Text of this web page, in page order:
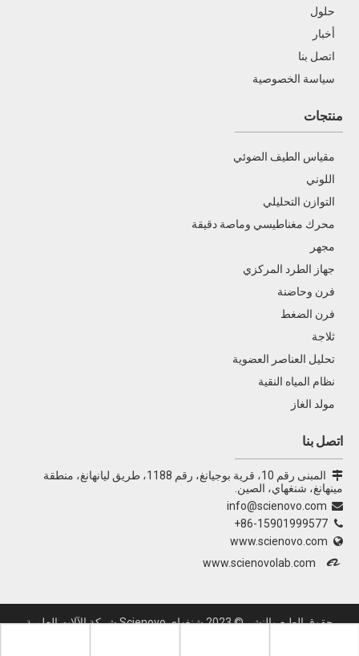
حلول
أخبار
اتصل بنا
سياسة الخصوصية
منتجات
مقياس الطيف الضوئي
اللوني
التوازن التحليلي
محرك مغناطيسي وماصة دقيقة
مجهر
جهاز الطرد المركزي
فرن وحاضنة
فرن الضغط
ثلاجة
تحليل العناصر العضوية
نظام المياه النقية
مولد الغاز
اتصل بنا

المبنى رقم 10، قرية بوجيانغ، رقم 1188، طريق ليانهانغ، منطقة
مينهانغ، شنغهاي، الصين.


86-15901999577+

www.scienovo.com

www.scienovolab.com
حقوق الطبع والنشر ©2023
شنغهاي Scienovo شركة الآلات العلمية